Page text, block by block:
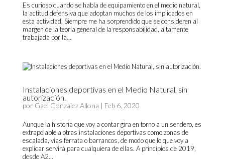
Es curioso cuando se habla de equipamiento en el medio natural,
la actitud defensiva que adoptan muchos de los implicados en
esta actividad. Siempre me ha sorprendido que se consideren al
margen de la teoría general de la responsabilidad, altamente
trabajada por la...
Instalaciones deportivas en el Medio Natural, sin
autorización.
por Gael Gonzalez Allona | Feb 6, 2020
Aunque la historia que voy a contar gira en torno a un sendero, es
extrapolable a otras instalaciones deportivas como zonas de
escalada, vías ferrata o barrancos, de modo que lo que voy a
explicar servirá para cualquiera de ellas. A principios de 2019,
desde A2...